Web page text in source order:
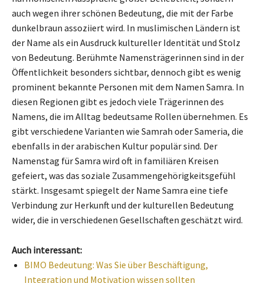
auch wegen ihrer schönen Bedeutung, die mit der Farbe
dunkelbraun assoziiert wird. In muslimischen Ländern ist
der Name als ein Ausdruck kultureller Identität und Stolz
von Bedeutung. Berühmte Namensträgerinnen sind in der
Öffentlichkeit besonders sichtbar, dennoch gibt es wenig
prominent bekannte Personen mit dem Namen Samra. In
diesen Regionen gibt es jedoch viele Trägerinnen des
Namens, die im Alltag bedeutsame Rollen übernehmen. Es
gibt verschiedene Varianten wie Samrah oder Sameria, die
ebenfalls in der arabischen Kultur populär sind. Der
Namenstag für Samra wird oft in familiären Kreisen
gefeiert, was das soziale Zusammengehörigkeitsgefühl
stärkt. Insgesamt spiegelt der Name Samra eine tiefe
Verbindung zur Herkunft und der kulturellen Bedeutung
wider, die in verschiedenen Gesellschaften geschätzt wird.
Auch interessant:
BIMO Bedeutung: Was Sie über Beschäftigung,
Integration und Motivation wissen sollten